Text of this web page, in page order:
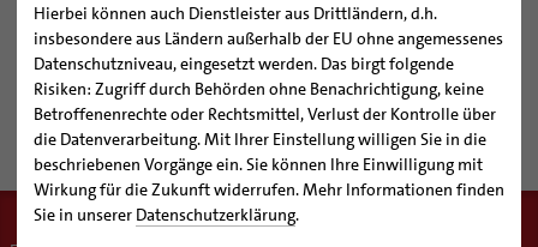
Hierbei können auch Dienstleister aus Drittländern, d.h.
insbesondere aus Ländern außerhalb der EU ohne angemessenes
Datenschutzniveau, eingesetzt werden. Das birgt folgende
Risiken: Zugriff durch Behörden ohne Benachrichtigung, keine
Betroffenenrechte oder Rechtsmittel, Verlust der Kontrolle über
die Datenverarbeitung. Mit Ihrer Einstellung willigen Sie in die
beschriebenen Vorgänge ein. Sie können Ihre Einwilligung mit
Wirkung für die Zukunft widerrufen. Mehr Informationen finden
Sie in unserer Datenschutzerklärung.
Weihbischof Dr. Martin Marahrens
Bischof em. Norbert Trelle
Weihbischof em. Bongartz
Weihbischof em. Schwerdtfeger
Weihbischof em. Koitz
Bischof em. Dr. Wüstenberg
Generalvikariat
Gremien
Diözesangericht
Gemeindegremien
Pfarrgemeinden
Hildesheimer Dom
Virtueller Rundgang durch den Dom
Tausendjähriger Rosenstock
Die Hildesheimer Dommusik
Wallfahrten | Pilgern
Termine Wallfahrten und Pilgern
Jakobswege im Bistum Hildesheim
Veranstaltungen
Strategieprozess
Jugend
Katholisch werden
Wiedereintritt
Erwachsenenkatechumenat
Glaube leben
Glaubensveranstaltungen
Taufe
Fragen zur Taufe
Erwachsenentaufe
Taufsymbole
Erstkommunion
Firmung
Hochzeit
Katholisch heiraten
Lebensende
BERATUNG & HILFE
Ehe-, Familien-, und Lebensberatung (EFL)
Schwangerenberatung
Beratungsstellen
Prävention und Hilfe bei sexualisierter Gewalt
Schuldnerberatung
Beratungsstellen
Caritas
Bischöfliche Stiftung Gemeinsam für das Leben
BILDUNG & KULTUR
Schulen | Hochschulen
Katholische Schulen im Bistum
Veranstaltungen
Schulpastoral
Dommuseum
Dombibliothek
Bistumsarchiv
KIRCHE & GESELLSCHAFT
Ökumene
Interreligiöser Dialog
Weltkirche
SERVICE
Angebote
Abenteuer Glaube
Hinweisgeberschutzsystem
Vorfälle melden und Hinweise ernst nehmen – Schutz
für Hinweisgeber